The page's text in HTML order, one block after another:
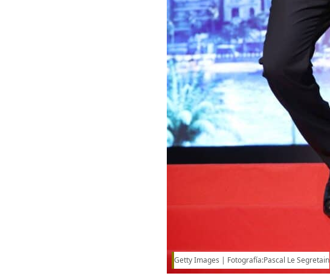
Getty Images Fotografía:Pascal Le Segretain